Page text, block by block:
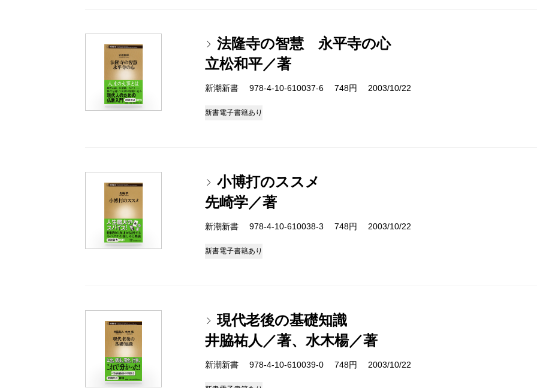
法隆寺の智慧 永平寺の心
立松和平／著
新潮新書 978-4-10-610037-6 748円 2003/10/22
新書電子書籍あり
小博打のススメ
先崎学／著
新潮新書 978-4-10-610038-3 748円 2003/10/22
新書電子書籍あり
現代老後の基礎知識
井脇祐人／著、水木楊／著
新潮新書 978-4-10-610039-0 748円 2003/10/22